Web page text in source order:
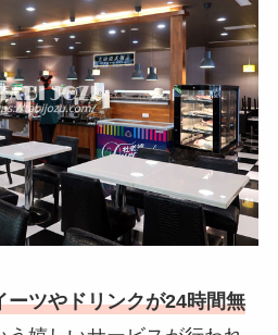
ーツやドリンクが24時間無